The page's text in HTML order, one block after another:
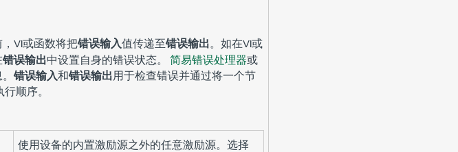
VI或函数将把错误输入值传递至错误输出。如在VI或
错误输出中设置自身的错误状态。 简易错误处理器或
错误输入和错误输出用于检查错误并通过将一个节
顺序。
使用设备的内置激励源之外的任意激励源。选择